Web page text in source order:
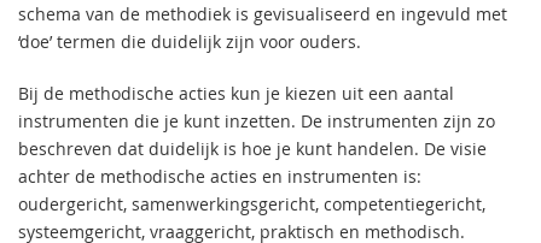
schema van de methodiek is gevisualiseerd en ingevuld met
‘doe’ termen die duidelijk zijn voor ouders.
Bij de methodische acties kun je kiezen uit een aantal
instrumenten die je kunt inzetten. De instrumenten zijn zo
beschreven dat duidelijk is hoe je kunt handelen. De visie
achter de methodische acties en instrumenten is:
oudergericht, samenwerkingsgericht, competentiegericht,
systeemgericht, vraaggericht, praktisch en methodisch.